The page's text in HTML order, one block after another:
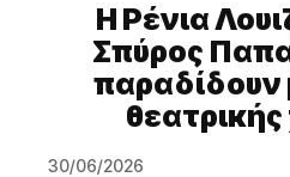
Η Ρένια
Σπύρος
30/06/2026